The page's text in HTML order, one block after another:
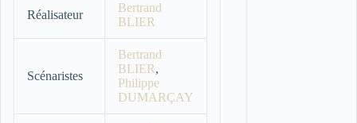
Réalisateur
Bertrand
BLIER
Scénaristes
Bertrand
BLIER,
Philippe
DUMARÇAY